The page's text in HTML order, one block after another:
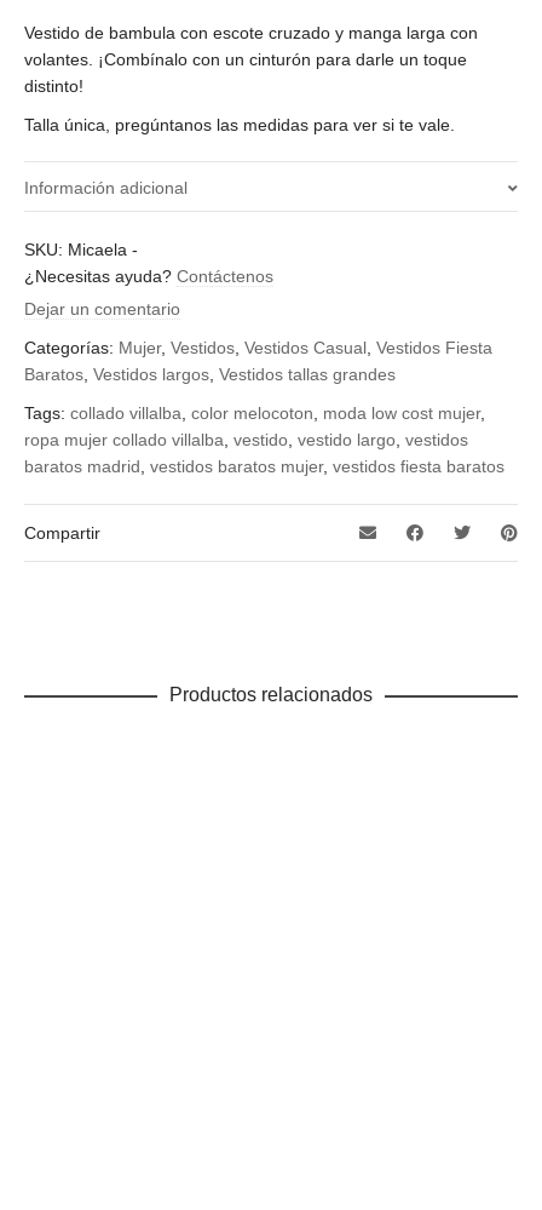
Vestido de bambula con escote cruzado y manga larga con
volantes. ¡Combínalo con un cinturón para darle un toque
distinto!
Talla única, pregúntanos las medidas para ver si te vale.
Información adicional
Color
melocotón, pistacho
SKU: Micaela -
¿Necesitas ayuda? Contáctenos
Dejar un comentario
Categorías: Mujer, Vestidos Vestidos Casual Vestidos Fiesta
Baratos Vestidos largos Vestidos tallas grandes
Tags: collado villalba color melocoton moda low cost mujer,
ropa mujer collado villalba vestido vestido largo vestidos
baratos madrid vestidos baratos mujer, vestidos fiesta baratos
Compartir
Productos relacionados